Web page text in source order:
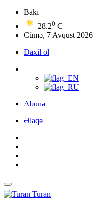
Bakı
28.20 C
Cümə, 7 Avqust 2026
Daxil ol
Abunə
Əlaqə
Turan